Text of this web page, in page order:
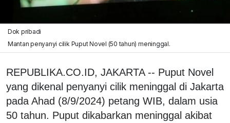
Dok pribadi
Mantan penyanyi cilik Puput Novel (50 tahun) meninggal.
REPUBLIKA.CO.ID, JAKARTA -- Puput Novel
yang dikenal penyanyi cilik meninggal di Jakarta
pada Ahad (8/9/2024) petang WIB, dalam usia
50 tahun. Puput dikabarkan meninggal akibat